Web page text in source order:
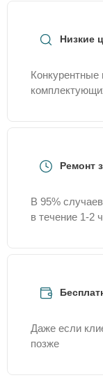
Низкие
Ремонт
В 95%
в течение 1-2
Даже если
позже